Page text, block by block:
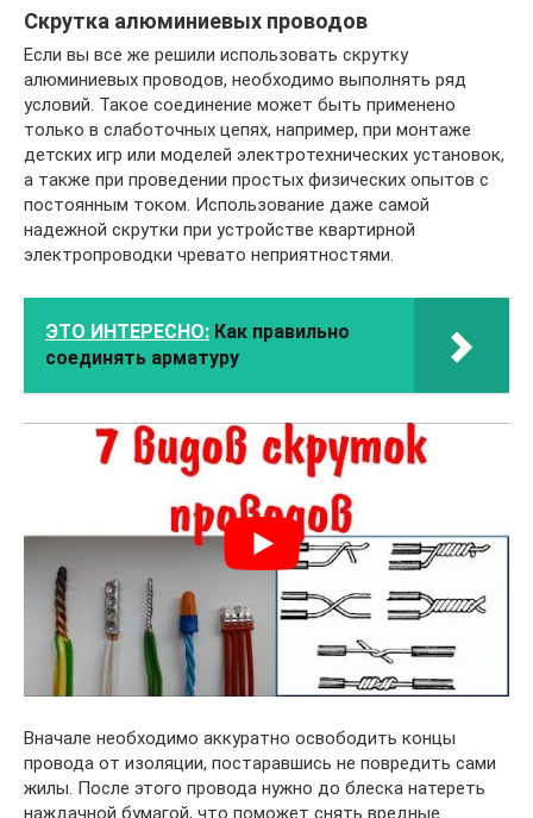
Скрутка алюминиевых проводов
Если вы все же решили использовать скрутку
алюминиевых проводов, необходимо выполнять ряд
условий. Такое соединение может быть применено
только в слаботочных цепях, например, при монтаже
детских игр или моделей электротехнических установок,
а также при проведении простых физических опытов с
постоянным током. Использование даже самой
надежной скрутки при устройстве квартирной
электропроводки чревато неприятностями.
ЭТО ИНТЕРЕСНО: Как правильно
соединять арматуру
Вначале необходимо аккуратно освободить концы
провода от изоляции, постаравшись не повредить сами
жилы. После этого провода нужно до блеска натереть
наждачной бумагой, что поможет снять вредные